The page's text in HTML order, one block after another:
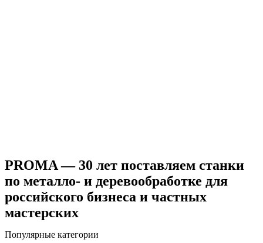
PROMA — 30 лет поставляем станки
по металло- и деревообработке для
российского бизнеса и частных
мастерских
Популярные категории